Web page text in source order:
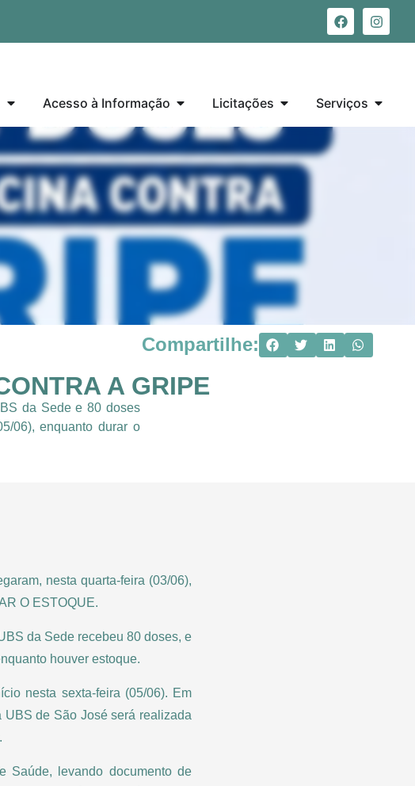
Acesso à Informação Licitações Serviços
Compartilhe:
A GRIPE
da Sede e 80 doses
06), enquanto durar o
nesta quarta-feira (03/06),
O ESTOQUE.
da Sede recebeu 80 doses, e
houver estoque.
nesta sexta-feira (05/06). Em
de São José será realizada
Saúde, levando documento de